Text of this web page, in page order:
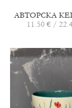
АВТОРСКА
11.50 € /